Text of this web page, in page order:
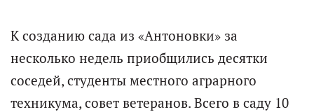
К созданию сада из «Антоновки» за
несколько недель приобщились десятки
соседей, студенты местного аграрного
техникума, совет ветеранов. Всего в саду 10